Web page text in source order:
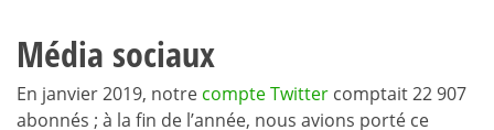
Média sociaux
En janvier 2019, notre compte Twitter comptait 22 907
abonnés ; à la fin de l’année, nous avions porté ce